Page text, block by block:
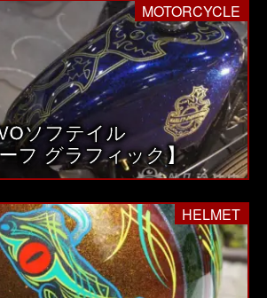
MOTORCYCLE
ソフテイル
フ グラフィック】
HELMET